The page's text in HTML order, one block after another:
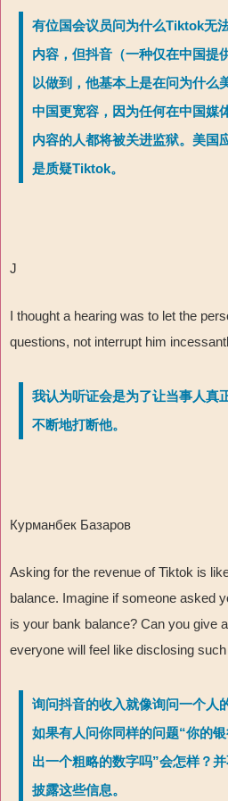
有位国会议员问为什么Tiktok无
内容，但抖音（一种仅在中国提
以做到，他基本上是在问为什么
中国更宽容，因为任何在中国媒
内容的人都将被关进监狱。美国
是质疑Tiktok。
J
I thought a hearing was to let the
questions, not interrupt him
我认为听证会是为了让当事人真
不断地打断他。
Курманбек Базаров
Asking for the revenue of Tiktok is
balance. Imagine if someone asked
is your bank balance? Can you give
everyone will feel like disclosing
询问抖音的收入就像询问一个人
如果有人问你同样的问题“你的
出一个粗略的数字吗”会怎样？
披露这些信息。